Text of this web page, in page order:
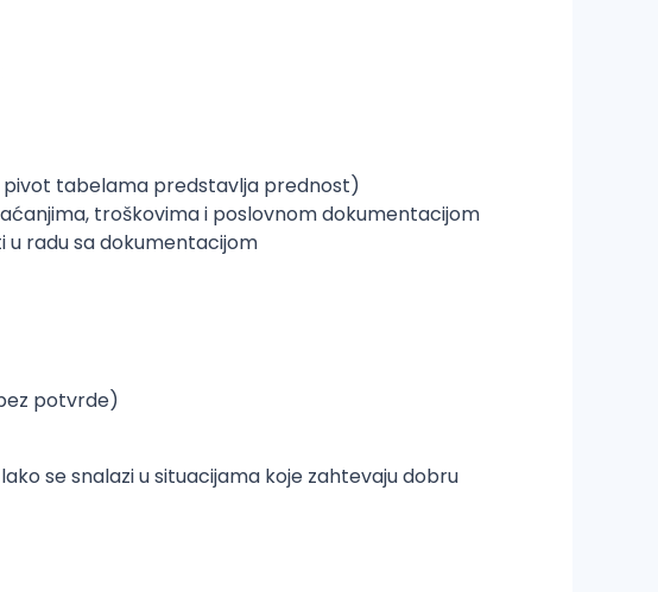
pivot tabelama predstavlja prednost)
troškovima i poslovnom dokumentacijom
u radu sa dokumentacijom
potvrde)
se snalazi u situacijama koje zahtevaju dobru